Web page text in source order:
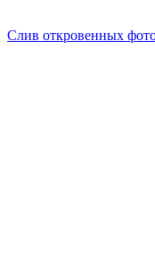
Слив откровенных